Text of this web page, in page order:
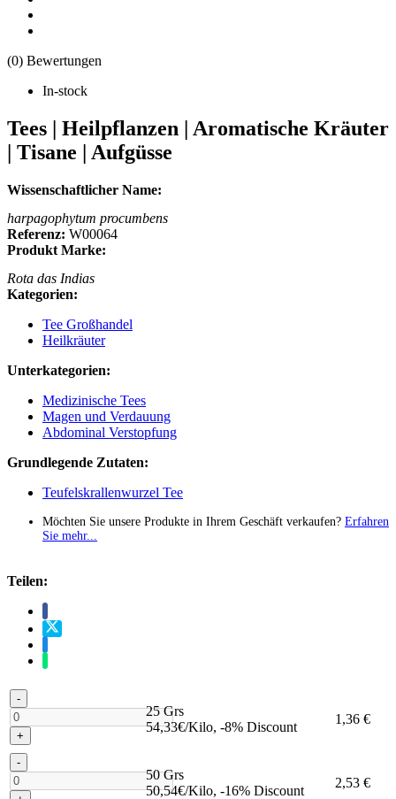
(0) Bewertungen
In-stock
Tees | Heilpflanzen | Aromatische Kräuter
| Tisane | Aufgüsse
Wissenschaftlicher Name:
harpagophytum procumbens
Referenz: W00064
Produkt Marke:
Rota das Indias
Kategorien:
Tee Großhandel
Heilkräuter
Unterkategorien:
Medizinische Tees
Magen und Verdauung
Abdominal Verstopfung
Grundlegende Zutaten:
Teufelskrallenwurzel Tee
Möchten Sie unsere Produkte in Ihrem Geschäft verkaufen? Erfahren
Sie mehr...
Teilen:
-
+
25 Grs
54,33€/Kilo, -8% Discount
1,36 €
-
50 Grs
50,54€/Kilo, -16% Discount
2,53 €